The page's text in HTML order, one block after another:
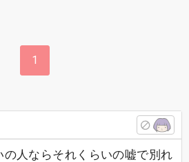
1
人ならそれくらいの嘘で別れ